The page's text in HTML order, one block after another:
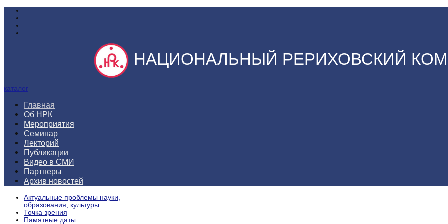
НАЦИОНАЛЬНЫЙ РЕРИХОВСКИЙ
каталог
Главная
Об НРК
Мероприятия
Семинар
Лекторий
Публикации
Видео в СМИ
Партнеры
Архив новостей
Актуальные проблемы науки,
образования, культуры
Точка зрения
Памятные даты